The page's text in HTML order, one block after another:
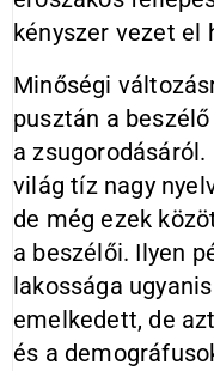
kényszer vezet el
Minőségi
pusztán a
a
világ tíz nagy
de még ezek
a beszélői. Ilyen
lakossága
emelkedett, de
és a